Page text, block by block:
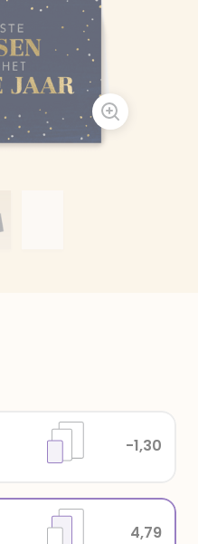
4,79
-1,30